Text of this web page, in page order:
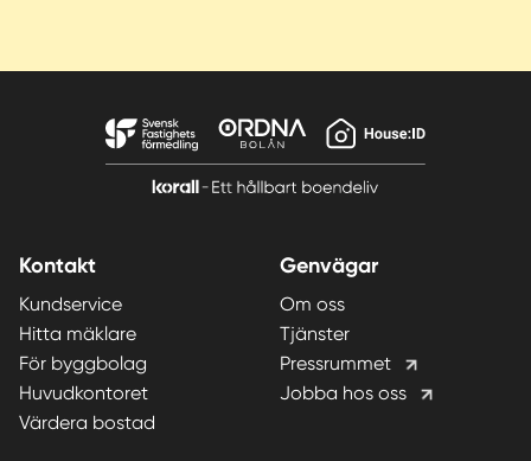
Kontakt
Kundservice
Hitta mäklare
För byggbolag
Huvudkontoret
Värdera bostad
Genvägar
Om oss
Tjänster
Pressrummet
Jobba hos oss